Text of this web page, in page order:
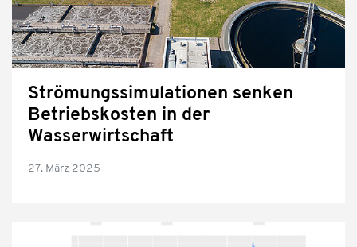
Strömungssimulationen senken
Betriebskosten in der
Wasserwirtschaft
27. März 2025